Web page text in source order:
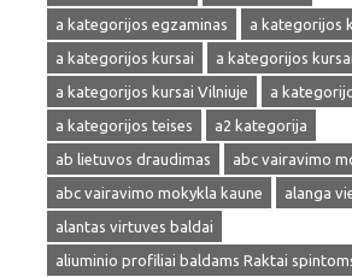
a kategorijos egzaminas
a kategorijos
a kategorijos kursai
a kategorijos
a kategorijos kursai Vilniuje
a
a kategorijos teises
a2 kategorija
ab lietuvos draudimas
abc vairavimo
abc vairavimo mokykla kaune
alanga
alantas virtuves baldai
aliuminio profiliai baldams Raktai